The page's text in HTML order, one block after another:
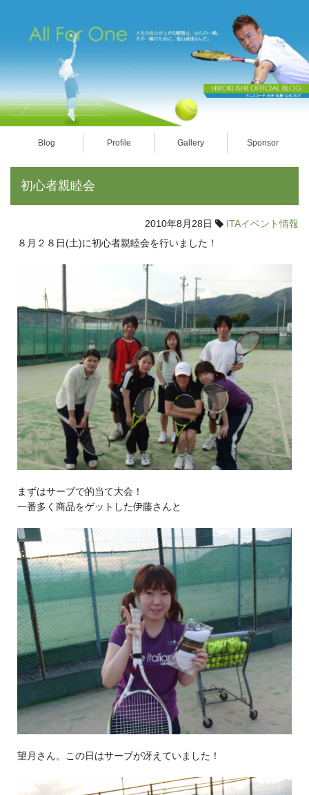
Blog Profile Gallery Sponsor
初心者親睦会
2010年8月28日
ITAイベント情報
８月２８日(土)に初心者親睦会を行いました！
まずはサーブで的当て大会！
一番多く商品をゲットした伊藤さんと
望月さん。この日はサーブが冴えていました！